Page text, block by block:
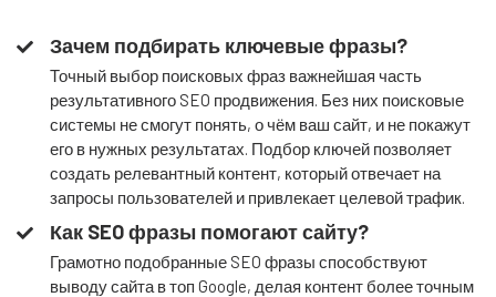
Зачем подбирать ключевые фразы?
Точный выбор поисковых фраз важнейшая часть
результативного SEO продвижения. Без них поисковые
системы не смогут понять, о чём ваш сайт, и не покажут
его в нужных результатах. Подбор ключей позволяет
создать релевантный контент, который отвечает на
запросы пользователей и привлекает целевой трафик.
Как SEO фразы помогают сайту?
Грамотно подобранные SEO фразы способствуют
выводу сайта в топ Google, делая контент более точным